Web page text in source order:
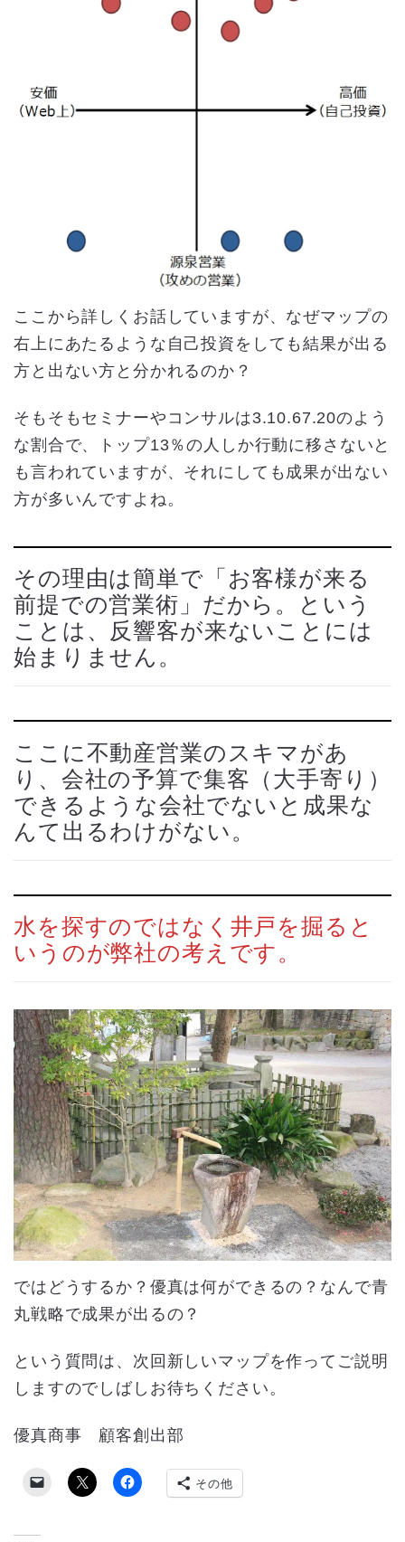
ここから詳しくお話していますが、なぜマップの
右上にあたるような自己投資をしても結果が出る
方と出ない方と分かれるのか？
そもそもセミナーやコンサルは3.10.67.20のよう
な割合で、トップ13％の人しか行動に移さないと
も言われていますが、それにしても成果が出ない
方が多いんですよね。
その理由は簡単で「お客様が来る
前提での営業術」だから。という
ことは、反響客が来ないことには
始まりません。
ここに不動産営業のスキマがあ
り、会社の予算で集客（大手寄り）
できるような会社でないと成果な
んて出るわけがない。
水を探すのではなく井戸を掘ると
いうのが弊社の考えです。
ではどうするか？優真は何ができるの？なんで青
丸戦略で成果が出るの？
という質問は、次回新しいマップを作ってご説明
しますのでしばしお待ちください。
優真商事 顧客創出部
その他